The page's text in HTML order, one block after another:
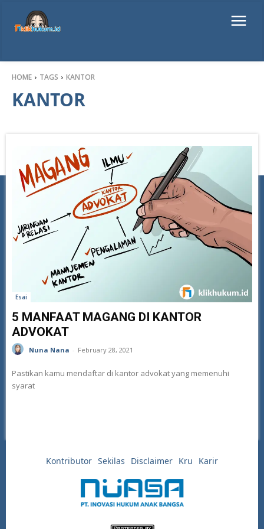
HOME TAGS KANTOR
KANTOR
Esai
5 MANFAAT MAGANG DI KANTOR
ADVOKAT
Nuna Nana - February 28, 2021
Pastikan kamu mendaftar di kantor advokat yang memenuhi
syarat
Kontributor Sekilas Disclaimer Kru Karir